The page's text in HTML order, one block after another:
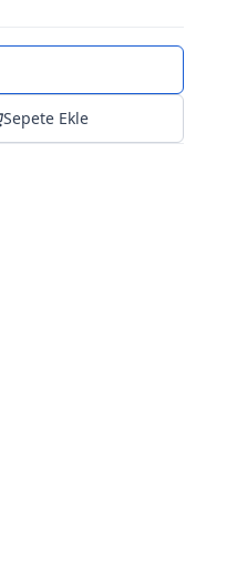
Sepete Ekle